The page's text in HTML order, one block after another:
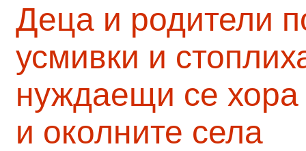
Деца и родители
усмивки и
нуждаещи се
и околните села